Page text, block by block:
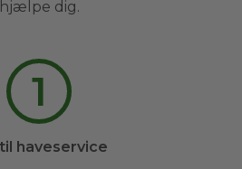
hjælpe dig.
1
haveservice